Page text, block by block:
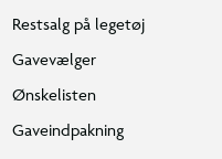
Restsalg på legetøj
Gavevælger
Ønskelisten
Gaveindpakning